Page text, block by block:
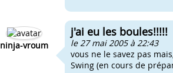
ninja-vroum
j'ai eu les boules!!!!!
le 27 mai 2005 à 22:43
vous ne le savez pas
Swing (en cours de